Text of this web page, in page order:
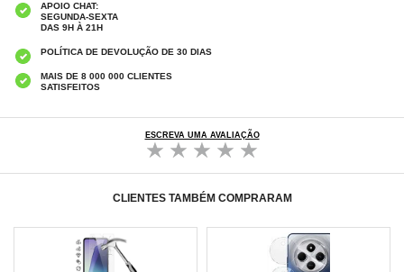
APOIO CHAT:
SEGUNDA-SEXTA
DAS 9H À 21H
POLÍTICA DE DEVOLUÇÃO DE 30 DIAS
MAIS DE 8 000 000 CLIENTES
SATISFEITOS
ESCREVA UMA AVALIAÇÃO
CLIENTES TAMBÉM COMPRARAM